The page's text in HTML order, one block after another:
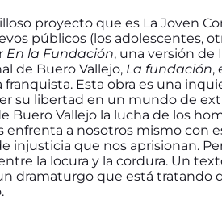
proyecto que es La Joven
públicos (los adolescentes,
En la Fundación, una versión de
de Buero Vallejo, La fundación,
franquista. Esta obra es una
su libertad en un mundo de
Buero Vallejo la lucha de los
enfrenta a nosotros mismo con
injusticia que nos aprisionan.
la locura y la cordura. Un
dramaturgo que está tratando